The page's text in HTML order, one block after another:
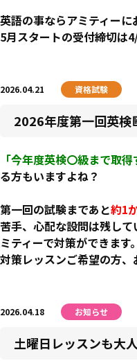
英語の事ならアミティー
5月スタートの受付締切は
2026.04.21 資格試験
2026年度第一回英検
「今年度英検〇級まで取得
る方もいますよね？
第一回の試験まであと約1
苦手、心配な設問は残して
ミティーで対策ができます。
対策レッスンご希望の方、
2026.04.18 お知らせ
土曜日レッスンも大